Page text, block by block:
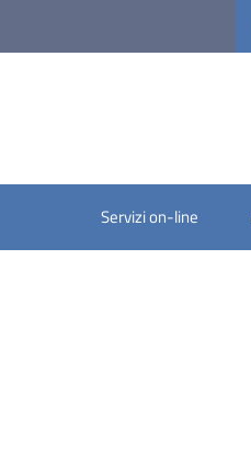
Servizi on-line